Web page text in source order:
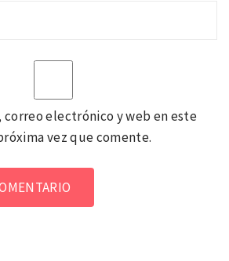
correo electrónico y web en este
vez que comente.